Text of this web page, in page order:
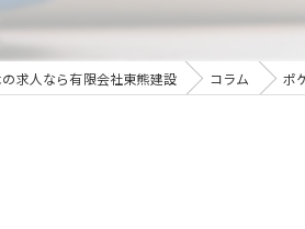
求人なら有限会社東熊建設 コラム ポ